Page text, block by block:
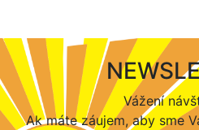
Vážení
Ak máte záujem, aby sme